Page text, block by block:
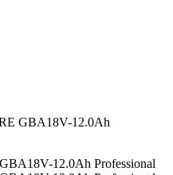
GBA18V-12.0Ah